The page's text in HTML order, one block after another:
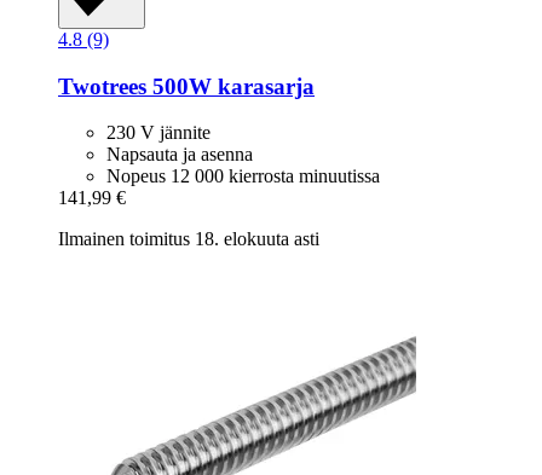
4.8 (9)
Twotrees 500W karasarja
230 V jännite
Napsauta ja asenna
Nopeus 12 000 kierrosta minuutissa
141,99 €
Ilmainen toimitus 18. elokuuta asti